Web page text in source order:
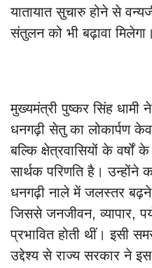
यातायात सुचारु होने से
संतुलन को भी बढ़ावा मिलेगा।
मुख्यमंत्री पुष्कर सिंह
धनगढ़ी सेतु का लोकार्पण
बल्कि क्षेत्रवासियों के
सार्थक परिणति है। उन्होंने
धनगढ़ी नाले में जलस्तर बढ़ने
जिससे जनजीवन, व्यापार,
प्रभावित होती थीं। इसी
उद्देश्य से राज्य सरकार ने